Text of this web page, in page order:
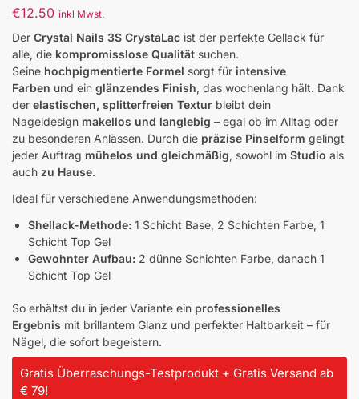
€12.50 inkl Mwst.
Der Crystal Nails 3S CrystaLac ist der perfekte Gellack für
alle, die kompromisslose Qualität suchen.
Seine hochpigmentierte Formel sorgt für intensive
Farben und ein glänzendes Finish, das wochenlang hält. Dank
der elastischen, splitterfreien Textur bleibt dein
Nageldesign makellos und langlebig – egal ob im Alltag oder
zu besonderen Anlässen. Durch die präzise Pinselform gelingt
jeder Auftrag mühelos und gleichmäßig, sowohl im Studio als
auch zu Hause.
Ideal für verschiedene Anwendungsmethoden:
Shellack-Methode: 1 Schicht Base, 2 Schichten Farbe, 1
Schicht Top Gel
Gewohnter Aufbau: 2 dünne Schichten Farbe, danach 1
Schicht Top Gel
So erhältst du in jeder Variante ein professionelles
Ergebnis mit brillantem Glanz und perfekter Haltbarkeit – für
Nägel, die sofort begeistern.
Gratis Überraschungs-Testprodukt + Gratis Versand ab
€ 79!